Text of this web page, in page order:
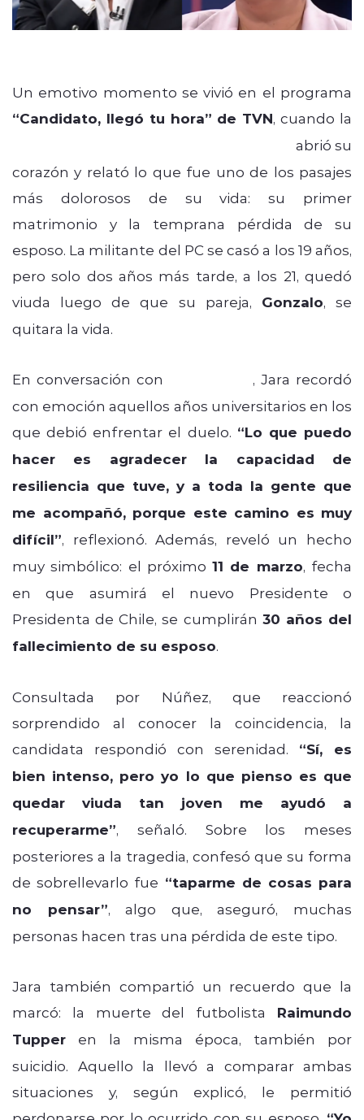
Un emotivo momento se vivió en el programa
“Candidato, llegó tu hora” de TVN, cuando la
abrió su
corazón y relató lo que fue uno de los pasajes
más dolorosos de su vida: su primer
matrimonio y la temprana pérdida de su
esposo. La militante del PC se casó a los 19 años,
pero solo dos años más tarde, a los 21, quedó
viuda luego de que su pareja, Gonzalo, se
quitara la vida.
En conversación con
, Jara recordó
con emoción aquellos años universitarios en los
que debió enfrentar el duelo. “Lo que puedo
hacer es agradecer la capacidad de
resiliencia que tuve, y a toda la gente que
me acompañó, porque este camino es muy
difícil”, reflexionó. Además, reveló un hecho
muy simbólico: el próximo11 de marzo, fecha
en que asumirá el nuevo Presidente o
Presidenta de Chile, se cumplirán 30 años del
fallecimiento de su esposo.
Consultada por Núñez, que reaccionó
sorprendido al conocer la coincidencia, la
candidata respondió con serenidad. “Sí, es
bien intenso, pero yo lo que pienso es que
quedar viuda tan joven me ayudó a
recuperarme”, señaló. Sobre los meses
posteriores a la tragedia, confesó que su forma
de sobrellevarlo fue “taparme de cosas para
no pensar”, algo que, aseguró, muchas
personas hacen tras una pérdida de este tipo.
Jara también compartió un recuerdo que la
marcó: la muerte del futbolista Raimundo
Tupper en la misma época, también por
suicidio. Aquello la llevó a comparar ambas
situaciones y, según explicó, le permitió